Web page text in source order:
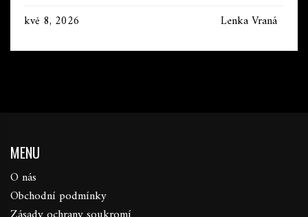
kvě 8, 2026 Lenka Vraná
MENU
O nás
Obchodní podmínky